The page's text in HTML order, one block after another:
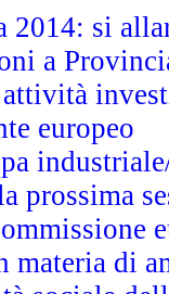
2014: si
a
europeo
prossima
di